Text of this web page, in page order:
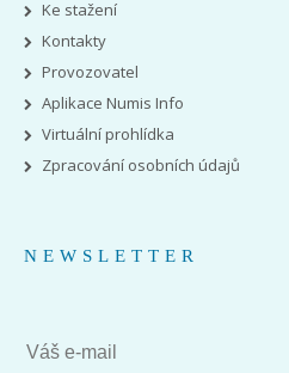
Ke stažení
Kontakty
Provozovatel
Aplikace Numis Info
Virtuální prohlídka
Zpracování osobních údajů
NEWSLETTER